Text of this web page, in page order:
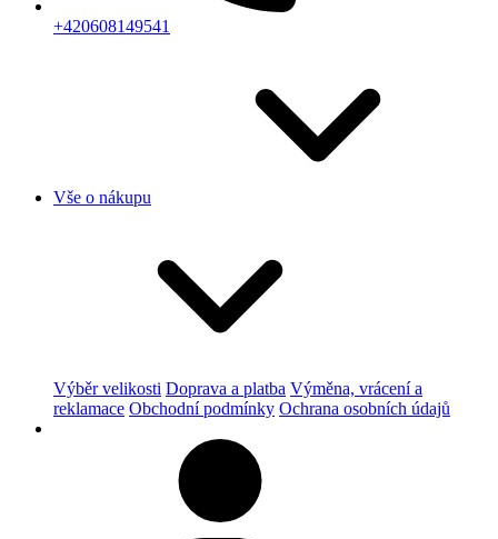
+420608149541
Vše o nákupu
Výběr velikosti Doprava a platba Výměna, vrácení a
reklamace Obchodní podmínky Ochrana osobních údajů